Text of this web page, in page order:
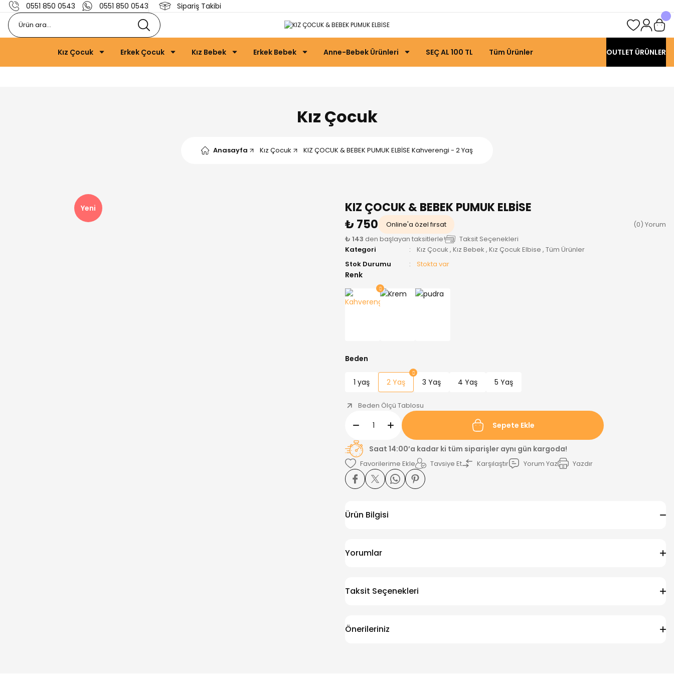
0551 850 0543 0551 850 0543 Sipariş Takibi
Kız Çocuk Erkek Çocuk Kız Bebek Erkek Bebek Anne-Bebek Ürünleri SEÇ AL 100 TL Tüm Ürünler OUTLET ÜRÜNLER
Kız Çocuk
Anasayfa Kız Çocuk KIZ ÇOCUK & BEBEK PUMUK ELBİSE Kahverengi - 2 Yaş
Yeni
KIZ ÇOCUK & BEBEK PUMUK ELBİSE
₺ 750
Online'a özel fırsat
(0) Yorum
₺ 143 den başlayan taksitlerle!
Taksit Seçenekleri
Kategori
Kız Çocuk , Kız Bebek , Kız Çocuk Elbise , Tüm Ürünler
Stok Durumu
Stokta var
Renk
Beden
1 yaş 2 Yaş 3 Yaş 4 Yaş 5 Yaş
Beden Ölçü Tablosu
Sepete Ekle
Saat 14:00’a kadar ki tüm siparişler aynı gün kargoda!
Tavsiye Et Karşılaştır Yorum Yaz Yazdır
Ürün Bilgisi
Yorumlar
Taksit Seçenekleri
Önerileriniz